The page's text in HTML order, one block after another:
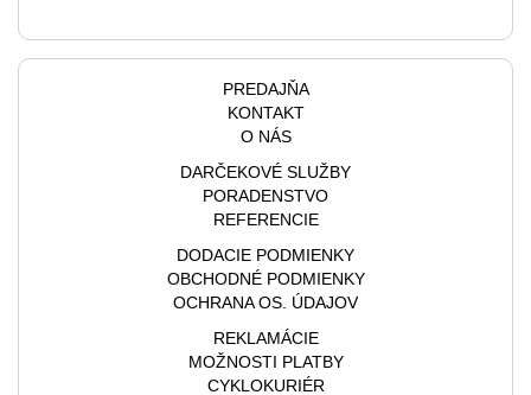
PREDAJŇA
KONTAKT
O NÁS
DARČEKOVÉ SLUŽBY
PORADENSTVO
REFERENCIE
DODACIE PODMIENKY
OBCHODNÉ PODMIENKY
OCHRANA OS. ÚDAJOV
REKLAMÁCIE
MOŽNOSTI PLATBY
CYKLOKURIÉR